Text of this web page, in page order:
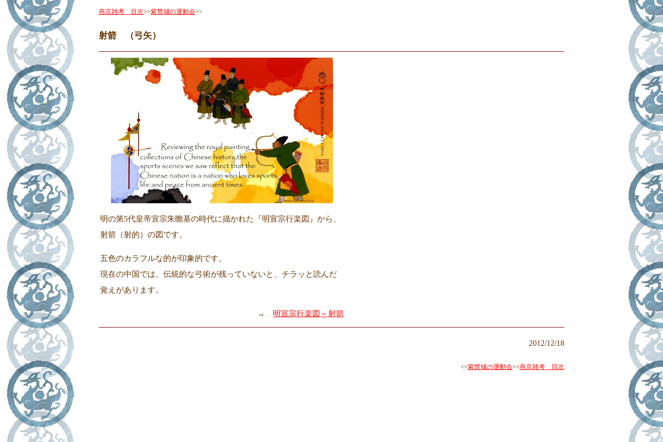
燕京雑考 目次>>紫禁城の運動会>>
射箭 （弓矢）
明の第5代皇帝宣宗朱瞻基の時代に描かれた『明宣宗行楽図』から、
射箭（射的）の図です。
五色のカラフルな的が印象的です。
現在の中国では、伝統的な弓術が残っていないと、チラッと読んだ
覚えがあります。
→ 明宣宗行楽図～射箭
2012/12/18
<<紫禁城の運動会<<燕京雑考 目次